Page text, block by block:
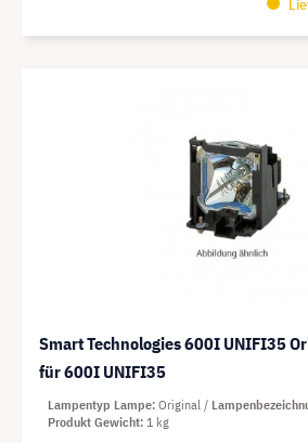
Smart Technologies 600I UNIFI35
für 600I UNIFI35
Lampentyp Lampe Original
Produkt Gewicht 1 kg